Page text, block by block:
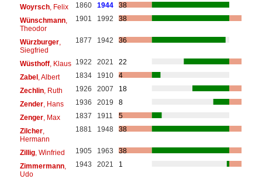
Woyrsch, Felix 1860 1944
38
Wünschmann,
Theodor
1901 1992 38
Würzburger,
Siegfried
1877 1942 36
Wüsthoff, Klaus 1922 2021
22
Zabel, Albert 1834 1910
4
Zechlin, Ruth 1926 2007
18
Zender, Hans 1936 2019
8
Zenger, Max 1837 1911
5
Zilcher,
Hermann
1881 1948 38
Zillig, Winfried 1905 1963
38
Zimmermann,
Udo
1943 2021 1